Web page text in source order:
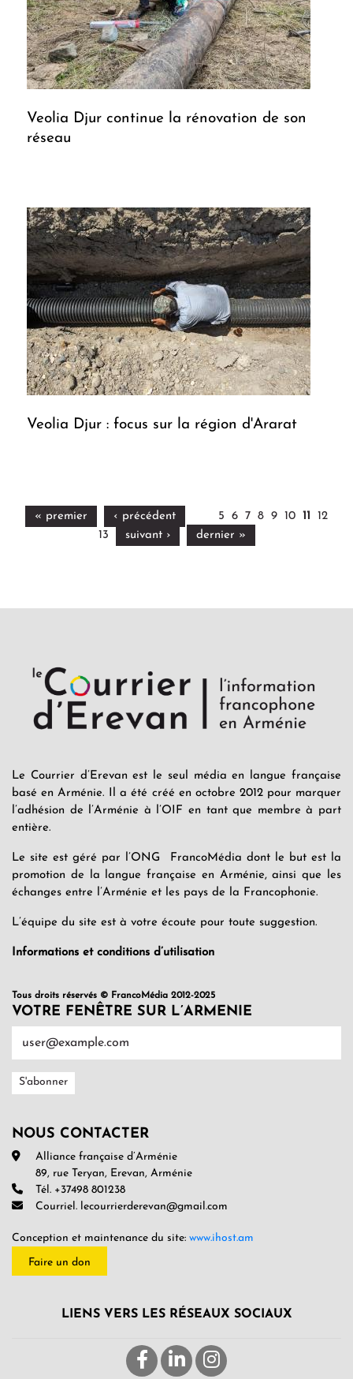
Veolia Djur continue la rénovation de son
réseau
Veolia Djur : focus sur la région d'Ararat
« premier ‹ précédent 5 6 7 8 9 10 11
12
13
suivant › dernier »
Le Courrier d’Erevan est le seul média en langue française
basé en Arménie. Il a été créé en octobre 2012 pour marquer
l’adhésion de l’Arménie à l’OIF en tant que membre à part
entière.
Le site est géré par l’ONG FrancoMédia dont le but est la
promotion de la langue française en Arménie, ainsi que les
échanges entre l’Arménie et les pays de la Francophonie.
L’équipe du site est à votre écoute pour toute suggestion.
Informations et conditions d’utilisation
Tous droits réservés © FrancoMédia 2012-2025
VOTRE FENÊTRE SUR L’ARMENIE
NOUS CONTACTER
Alliance française d’Arménie
89, rue Teryan, Erevan, Arménie
Tél. +37498 801238
Courriel. lecourrierderevan@gmail.com
Conception et maintenance du site: www.ihost.am
Faire un don
LIENS VERS LES RÉSEAUX SOCIAUX